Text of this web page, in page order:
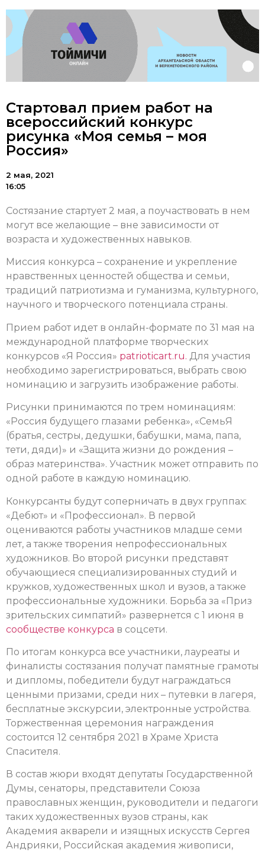
Стартовал прием работ на
всероссийский конкурс
рисунка «Моя семья – моя
Россия»
2 мая, 2021
16:05
Состязание стартует 2 мая, а поучаствовать в нем
могут все желающие – вне зависимости от
возраста и художественных навыков.
Миссия конкурса – сохранение и укрепление
нравственных ценностей общества и семьи,
традиций патриотизма и гуманизма, культурного,
научного и творческого потенциала страны.
Прием работ идет в онлайн-формате по 31 мая на
международной платформе творческих
конкурсов «Я Россия» patrioticart.ru. Для участия
необходимо зарегистрироваться, выбрать свою
номинацию и загрузить изображение работы.
Рисунки принимаются по трем номинациям:
«Россия будущего глазами ребенка», «СемьЯ
(братья, сестры, дедушки, бабушки, мама, папа,
тети, дяди)» и «Защита жизни до рождения –
образ материнства». Участник может отправить по
одной работе в каждую номинацию.
Конкурсанты будут соперничать в двух группах:
«Дебют» и «Профессионал». В первой
оцениваются работы участников младше семи
лет, а также творения непрофессиональных
художников. Во второй рисунки представят
обучающиеся специализированных студий и
кружков, художественных школ и вузов, а также
профессиональные художники. Борьба за «Приз
зрительских симпатий» развернется с 1 июня в
сообществе конкурса в соцсети.
По итогам конкурса все участники, лауреаты и
финалисты состязания получат памятные грамоты
и дипломы, победители будут награждаться
ценными призами, среди них – путевки в лагеря,
бесплатные экскурсии, электронные устройства.
Торжественная церемония награждения
состоится 12 сентября 2021 в Храме Христа
Спасителя.
В состав жюри входят депутаты Государственной
Думы, сенаторы, представители Союза
православных женщин, руководители и педагоги
таких художественных вузов страны, как
Академия акварели и изящных искусств Сергея
Андрияки, Российская академия живописи,